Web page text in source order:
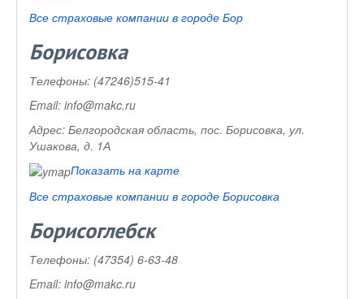
Все страховые компании в городе Бор
Борисовка
Телефоны: (47246)515-41
Email: info@makc.ru
Адрес: Белгородская область, пос. Борисовка, ул.
Ушакова, д. 1А
Показать на карте
Все страховые компании в городе Борисовка
Борисоглебск
Телефоны: (47354) 6-63-48
Email: info@makc.ru